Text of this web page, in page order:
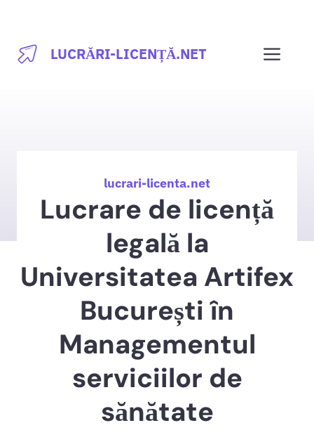
conținut
LUCRĂRI-LICENȚĂ.NET
lucrari-licenta.net
Lucrare de licență
legală la
Universitatea Artifex
București în
Managementul
serviciilor de
sănătate